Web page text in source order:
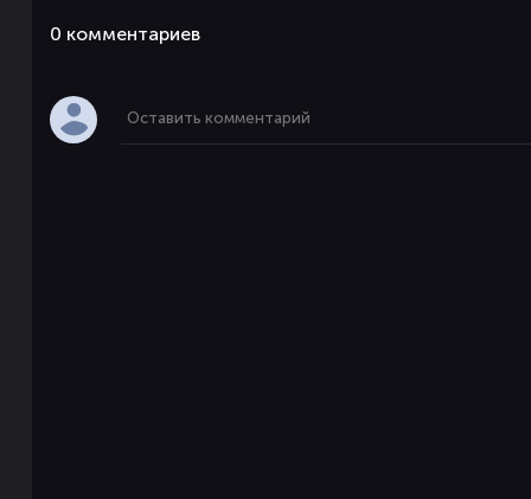
0 комментaриев